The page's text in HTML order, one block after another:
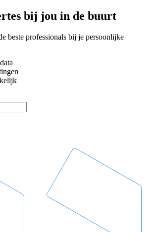
bij jou in de buurt
beste professionals bij je persoonlijke